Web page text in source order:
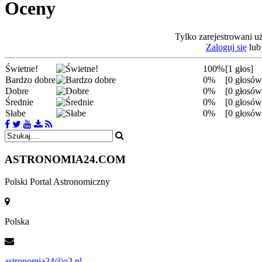
Oceny
Tylko zarejestrowani
Zaloguj się
Świetne! 100%[1 głos]
Bardzo dobre
0%
[0
Dobre
0%
[0
Średnie
0%
[0
Słabe
0% [0
ASTRONOMIA24.COM
Polski Portal Astronomiczny
Polska